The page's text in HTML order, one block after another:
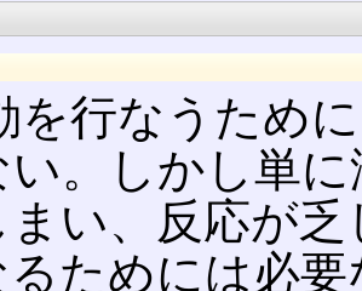
を行なうため
。しかし単
い、反応が
ためには必